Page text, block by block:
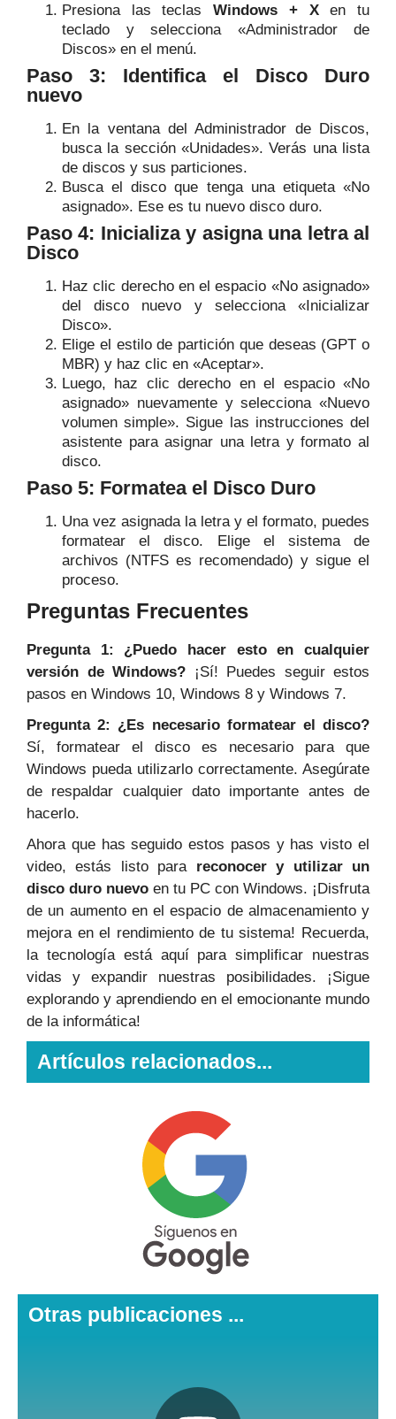
Presiona las teclasWindows + Xen tu
teclado y selecciona «Administrador de
Discos» en el menú.
Paso 3: Identifica el Disco Duro
nuevo
En la ventana del Administrador de Discos,
busca la sección «Unidades». Verás una lista
de discos y sus particiones.
Busca el disco que tenga una etiqueta «No
asignado». Ese es tu nuevo disco duro.
Paso 4: Inicializa y asigna una letra al
Disco
Haz clic derecho en el espacio «No asignado»
del disco nuevo y selecciona «Inicializar
Disco».
Elige el estilo de partición que deseas (GPT o
MBR) y haz clic en «Aceptar».
Luego, haz clic derecho en el espacio «No
asignado» nuevamente y selecciona «Nuevo
volumen simple». Sigue las instrucciones del
asistente para asignar una letra y formato al
disco.
Paso 5: Formatea el Disco Duro
Una vez asignada la letra y el formato, puedes
formatear el disco. Elige el sistema de
archivos (NTFS es recomendado) y sigue el
proceso.
Preguntas Frecuentes
Pregunta 1: ¿Puedo hacer esto en cualquier
versión de Windows? ¡Sí! Puedes seguir estos
pasos en Windows 10, Windows 8 y Windows 7.
Pregunta 2: ¿Es necesario formatear el disco?
Sí, formatear el disco es necesario para que
Windows pueda utilizarlo correctamente. Asegúrate
de respaldar cualquier dato importante antes de
hacerlo.
Ahora que has seguido estos pasos y has visto el
video, estás listo para reconocer y utilizar un
disco duro nuevo en tu PC con Windows. ¡Disfruta
de un aumento en el espacio de almacenamiento y
mejora en el rendimiento de tu sistema! Recuerda,
la tecnología está aquí para simplificar nuestras
vidas y expandir nuestras posibilidades. ¡Sigue
explorando y aprendiendo en el emocionante mundo
de la informática!
Artículos relacionados...
Otras publicaciones ...